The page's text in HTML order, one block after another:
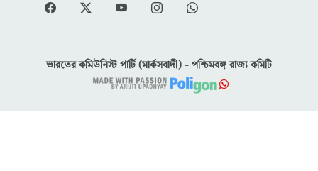
ভারতের কমিউনিস্ট পার্টি (মার্কসবাদী) - পশ্চিমবঙ্গ রাজ্য কমিটি